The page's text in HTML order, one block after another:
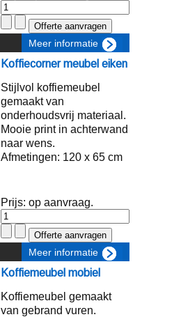
Meer informatie
Koffiecorner meubel eiken
Stijlvol koffiemeubel
gemaakt van
onderhoudsvrij materiaal.
Mooie print in achterwand
naar wens.
Afmetingen: 120 x 65 cm
Prijs: op aanvraag.
Meer informatie
Koffiemeubel mobiel
Koffiemeubel gemaakt
van gebrand vuren.